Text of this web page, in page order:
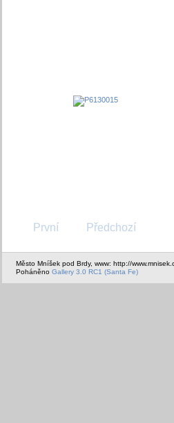
První Předchozí
Město Mníšek pod Brdy, www: http://
Poháněno Gallery 3.0 RC1 (Santa Fe)